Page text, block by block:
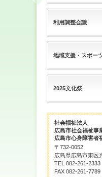
利用調整会議
地域支援・スポー
2025文化祭
社会福祉法人
広島市社会福祉事
広島市心身障害者
〒732-0052
広島県広島市東区
TEL 082-261-2333
FAX 082-261-7789